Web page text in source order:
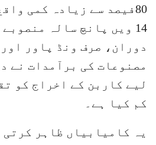
80فیصد سے زیادہ کمی
14 ویں پانچ سالہ
دوران، صرف ونڈ پاور
مصنوعات کی برآمدات نے
کم کیا ہے۔
یہ کامیابیاں ظاہر کرتی